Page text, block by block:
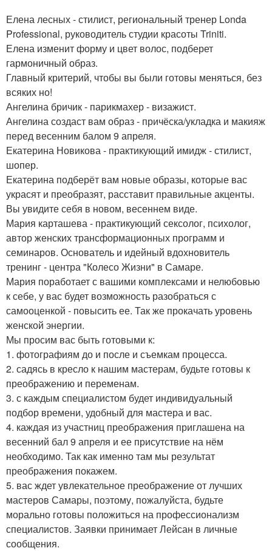
Елена лесных - стилист, региональный тренер Londa
Professional, руководитель студии красоты Triniti.
Елена изменит форму и цвет волос, подберет
гармоничный образ.
Главный критерий, чтобы вы были готовы меняться, без
всяких но!
Ангелина бричик - парикмахер - визажист.
Ангелина создаст вам образ - причёска/укладка и макияж
перед весенним балом 9 апреля.
Екатерина Новикова - практикующий имидж - стилист,
шопер.
Екатерина подберёт вам новые образы, которые вас
украсят и преобразят, расставит правильные акценты.
Вы увидите себя в новом, весеннем виде.
Мария карташева - практикующий сексолог, психолог,
автор женских трансформационных программ и
семинаров. Основатель и идейный вдохновитель
тренинг - центра "Колесо Жизни" в Самаре.
Мария поработает с вашими комплексами и нелюбовью
к себе, у вас будет возможность разобраться с
самооценкой - повысить ее. Так же прокачать уровень
женской энергии.
Мы просим вас быть готовыми к:
1. фотографиям до и после и съемкам процесса.
2. садясь в кресло к нашим мастерам, будьте готовы к
преображению и переменам.
3. с каждым специалистом будет индивидуальный
подбор времени, удобный для мастера и вас.
4. каждая из участниц преображения приглашена на
весенний бал 9 апреля и ее присутствие на нём
необходимо. Так как именно там мы результат
преображения покажем.
5. вас ждет увлекательное преображение от лучших
мастеров Самары, поэтому, пожалуйста, будьте
морально готовы положиться на профессионализм
специалистов. Заявки принимает Лейсан в личные
сообщения.